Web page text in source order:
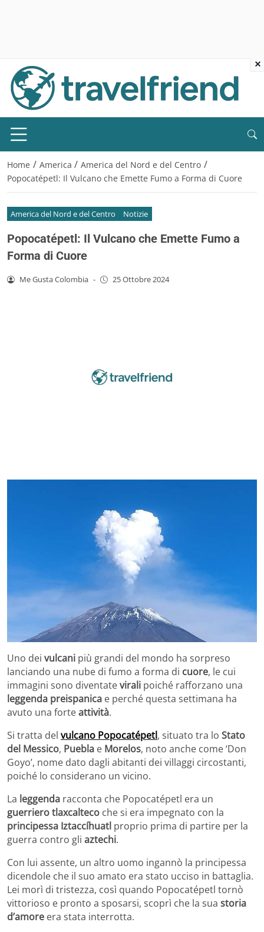
Home / America / America del Nord e del Centro /
Popocatépetl: Il Vulcano che Emette Fumo a Forma di Cuore
America del Nord e del Centro Notizie
Popocatépetl: Il Vulcano che Emette Fumo a
Forma di Cuore
Me Gusta Colombia - 25 Ottobre 2024
Uno dei vulcani più grandi del mondo ha sorpreso
lanciando una nube di fumo a forma di cuore, le cui
immagini sono diventatevirali poiché rafforzano una
leggenda preispanica e perché questa settimana ha
avuto una forteattività.
Si tratta del vulcano Popocatépetl, situato tra lo Stato
del Messico, Puebla e Morelos, noto anche come ‘Don
Goyo’, nome dato dagli abitanti dei villaggi circostanti,
poiché lo considerano un vicino.
La leggenda racconta che Popocatépetl era un
guerriero tlaxcalteco che si era impegnato con la
principessa Iztaccíhuatl proprio prima di partire per la
guerra contro gli aztechi.
Con lui assente, un altro uomo ingannò la principessa
dicendole che il suo amato era stato ucciso in battaglia.
Lei morì di tristezza, così quando Popocatépetl tornò
vittorioso e pronto a sposarsi, scoprì che la sua storia
d’amore era stata interrotta.
×